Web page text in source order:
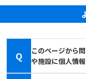
Q
このページから
や施設に個人情